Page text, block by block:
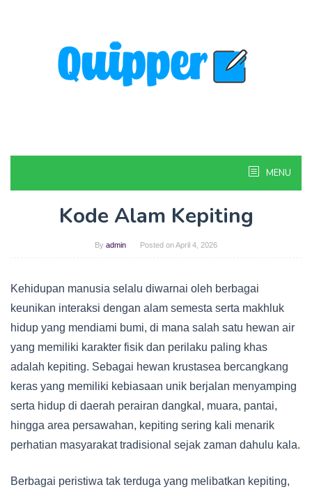
MENU
Kode Alam Kepiting
By admin Posted onApril 4, 2026
Kehidupan manusia selalu diwarnai oleh berbagai
keunikan interaksi dengan alam semesta serta makhluk
hidup yang mendiami bumi, di mana salah satu hewan air
yang memiliki karakter fisik dan perilaku paling khas
adalah kepiting. Sebagai hewan krustasea bercangkang
keras yang memiliki kebiasaan unik berjalan menyamping
serta hidup di daerah perairan dangkal, muara, pantai,
hingga area persawahan, kepiting sering kali menarik
perhatian masyarakat tradisional sejak zaman dahulu kala.
Berbagai peristiwa tak terduga yang melibatkan kepiting,